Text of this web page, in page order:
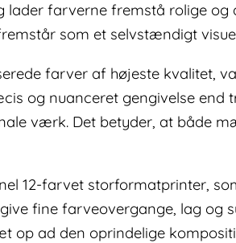
lader farverne fremstå rolige
som et selvstændigt
farver af højeste kvalitet,
og nuanceret gengivelse
værk. Det betyder, at både
12-farvet storformatprinter,
fine farveovergange, lag
op ad den oprindelige